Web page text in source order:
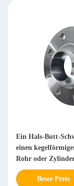
Ein Hals-Butt-
einen
Rohr oder
Beste Preis